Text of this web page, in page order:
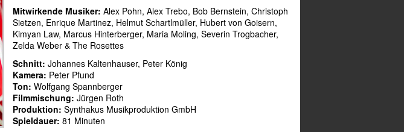
Mitwirkende Musiker: Alex Pohn, Alex Trebo, Bob Bernstein, Christoph
Sietzen, Enrique Martinez, Helmut Schartlmüller, Hubert von Goisern,
Kimyan Law, Marcus Hinterberger, Maria Moling, Severin Trogbacher,
Zelda Weber & The Rosettes
Schnitt: Johannes Kaltenhauser, Peter König
Kamera: Peter Pfund
Ton: Wolfgang Spannberger
Filmmischung: Jürgen Roth
Produktion: Synthakus Musikproduktion GmbH
Spieldauer: 81 Minuten